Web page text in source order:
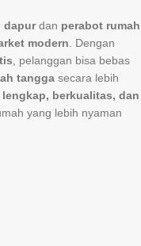
dapurdan perabot rumah
modern . Dengan
, pelanggan bisa bebas
tangga secara lebih
berkualitas, dan
yang lebih nyaman